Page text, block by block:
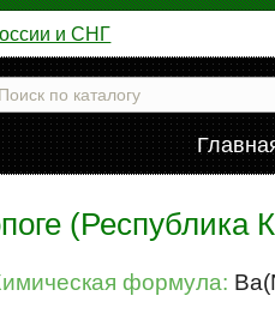
и СНГ
(Республика
формула: